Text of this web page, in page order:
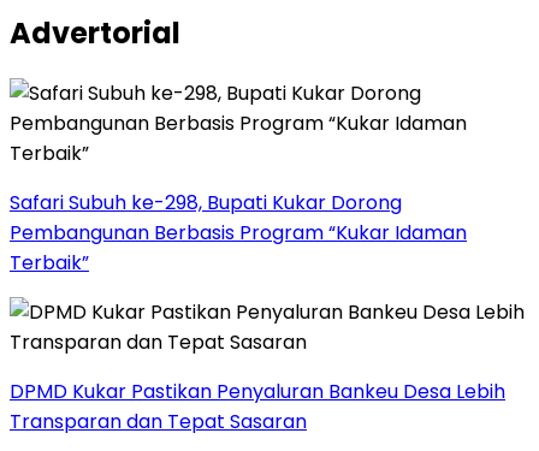
Advertorial
Safari Subuh ke-298, Bupati Kukar Dorong
Pembangunan Berbasis Program “Kukar Idaman
Terbaik”
DPMD Kukar Pastikan Penyaluran Bankeu Desa Lebih
Transparan dan Tepat Sasaran